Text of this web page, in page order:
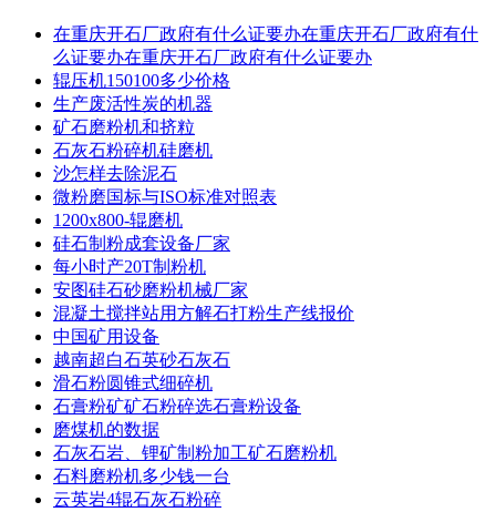
在重庆开石厂政府有什么证要办在重庆开石厂政府有什
么证要办在重庆开石厂政府有什么证要办
辊压机150100多少价格
生产废活性炭的机器
矿石磨粉机和挤粒
石灰石粉碎机硅磨机
沙怎样去除泥石
微粉磨国标与ISO标准对照表
1200x800-辊磨机
硅石制粉成套设备厂家
每小时产20T制粉机
安图硅石砂磨粉机械厂家
混凝土搅拌站用方解石打粉生产线报价
中国矿用设备
越南超白石英砂石灰石
滑石粉圆锥式细碎机
石膏粉矿矿石粉碎选石膏粉设备
磨煤机的数据
石灰石岩、锂矿制粉加工矿石磨粉机
石料磨粉机多少钱一台
云英岩4辊石灰石粉碎